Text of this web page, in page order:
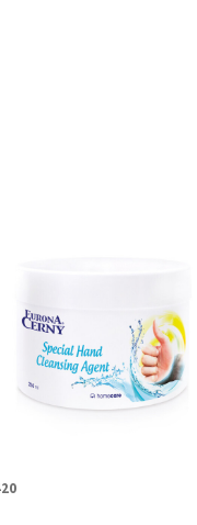
kuchyne
ovocie a zelenina
škvrny